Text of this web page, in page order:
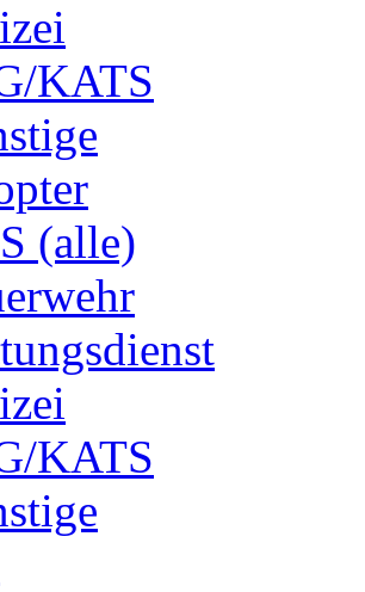
KATS
(alle)
KATS